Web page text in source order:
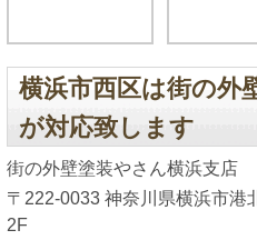
横浜市西区は街の外
が対応致します
街の外壁塗装やさん横浜支店
〒222-0033 神奈川県横浜市港
2F